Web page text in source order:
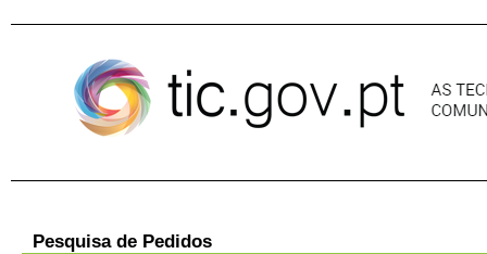
Pesquisa de Pedidos